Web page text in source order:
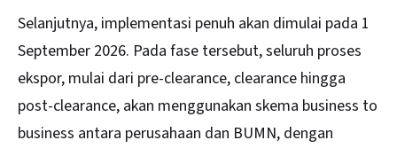
Selanjutnya, implementasi penuh akan dimulai pada 1
September 2026. Pada fase tersebut, seluruh proses
ekspor, mulai dari pre-clearance, clearance hingga
post-clearance, akan menggunakan skema business to
business antara perusahaan dan BUMN, dengan